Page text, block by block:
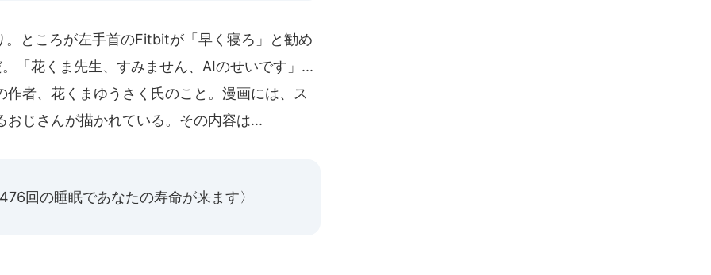
ところが左手首のFitbitが「早く寝ろ」と勧め
「花くま先生、すみません、AIのせいです」...
者、花くまゆうさく氏のこと。漫画には、ス
じさんが描かれている。その内容は...
回の睡眠であなたの寿命が来ます〉